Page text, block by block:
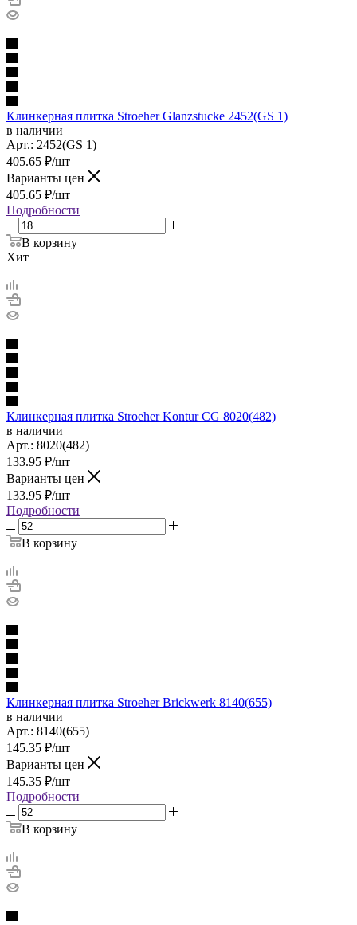
Клинкерная плитка Stroeher Glanzstucke 2452(GS 1)
в наличии
Арт.: 2452(GS 1)
405.65 ₽/шт
Варианты цен
405.65 ₽/шт
Подробности
В корзину
Хит
Клинкерная плитка Stroeher Kontur CG 8020(482)
в наличии
Арт.: 8020(482)
133.95 ₽/шт
Варианты цен
133.95 ₽/шт
Подробности
В корзину
Клинкерная плитка Stroeher Brickwerk 8140(655)
в наличии
Арт.: 8140(655)
145.35 ₽/шт
Варианты цен
145.35 ₽/шт
Подробности
В корзину